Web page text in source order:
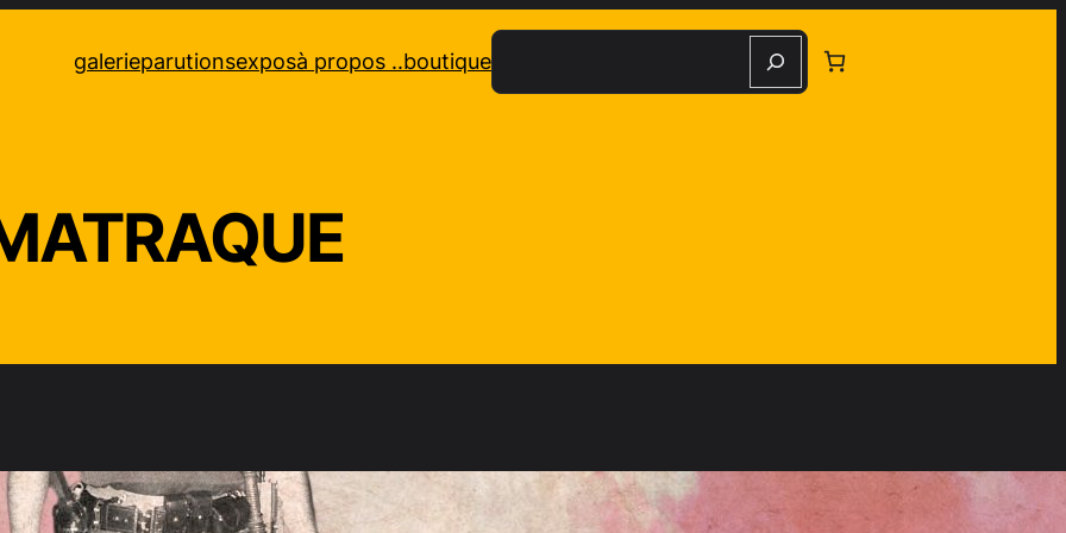
galerieparutionsexposà propos ..boutique
Recherche